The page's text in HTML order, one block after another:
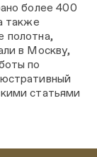
более 400
также
полотна,
в Москву,
по
статьями